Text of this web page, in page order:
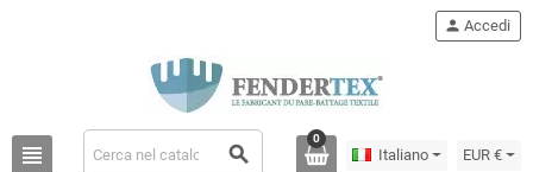
view_headline search
person Accedi
0
Italiano EUR €